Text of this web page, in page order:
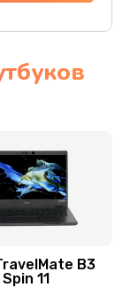
B3
Spin 11